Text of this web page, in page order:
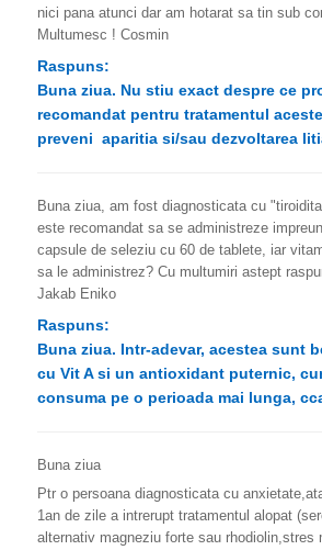
nici pana atunci dar am hotarat sa tin sub
Multumesc ! Cosmin
Raspuns:
Buna ziua. Nu stiu exact despre ce
recomandat pentru tratamentul
preveni aparitia si/sau dezvoltarea
Buna ziua, am fost diagnosticata cu
este recomandat sa se administreze
capsule de seleziu cu 60 de tablete, iar
sa le administrez? Cu multumiri astept
Jakab Eniko
Raspuns:
Buna ziua. Intr-adevar, acestea sunt
cu Vit A si un antioxidant puternic,
consuma pe o perioada mai lunga,
Buna ziua
Ptr o persoana diagnosticata cu
1an de zile a intrerupt tratamentul alopat
alternativ magneziu forte sau